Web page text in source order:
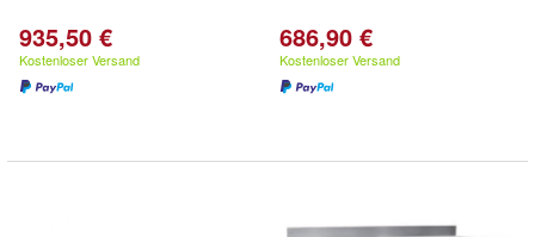
935,50 €
Kostenloser Versand
686,90 €
Kostenloser Versand